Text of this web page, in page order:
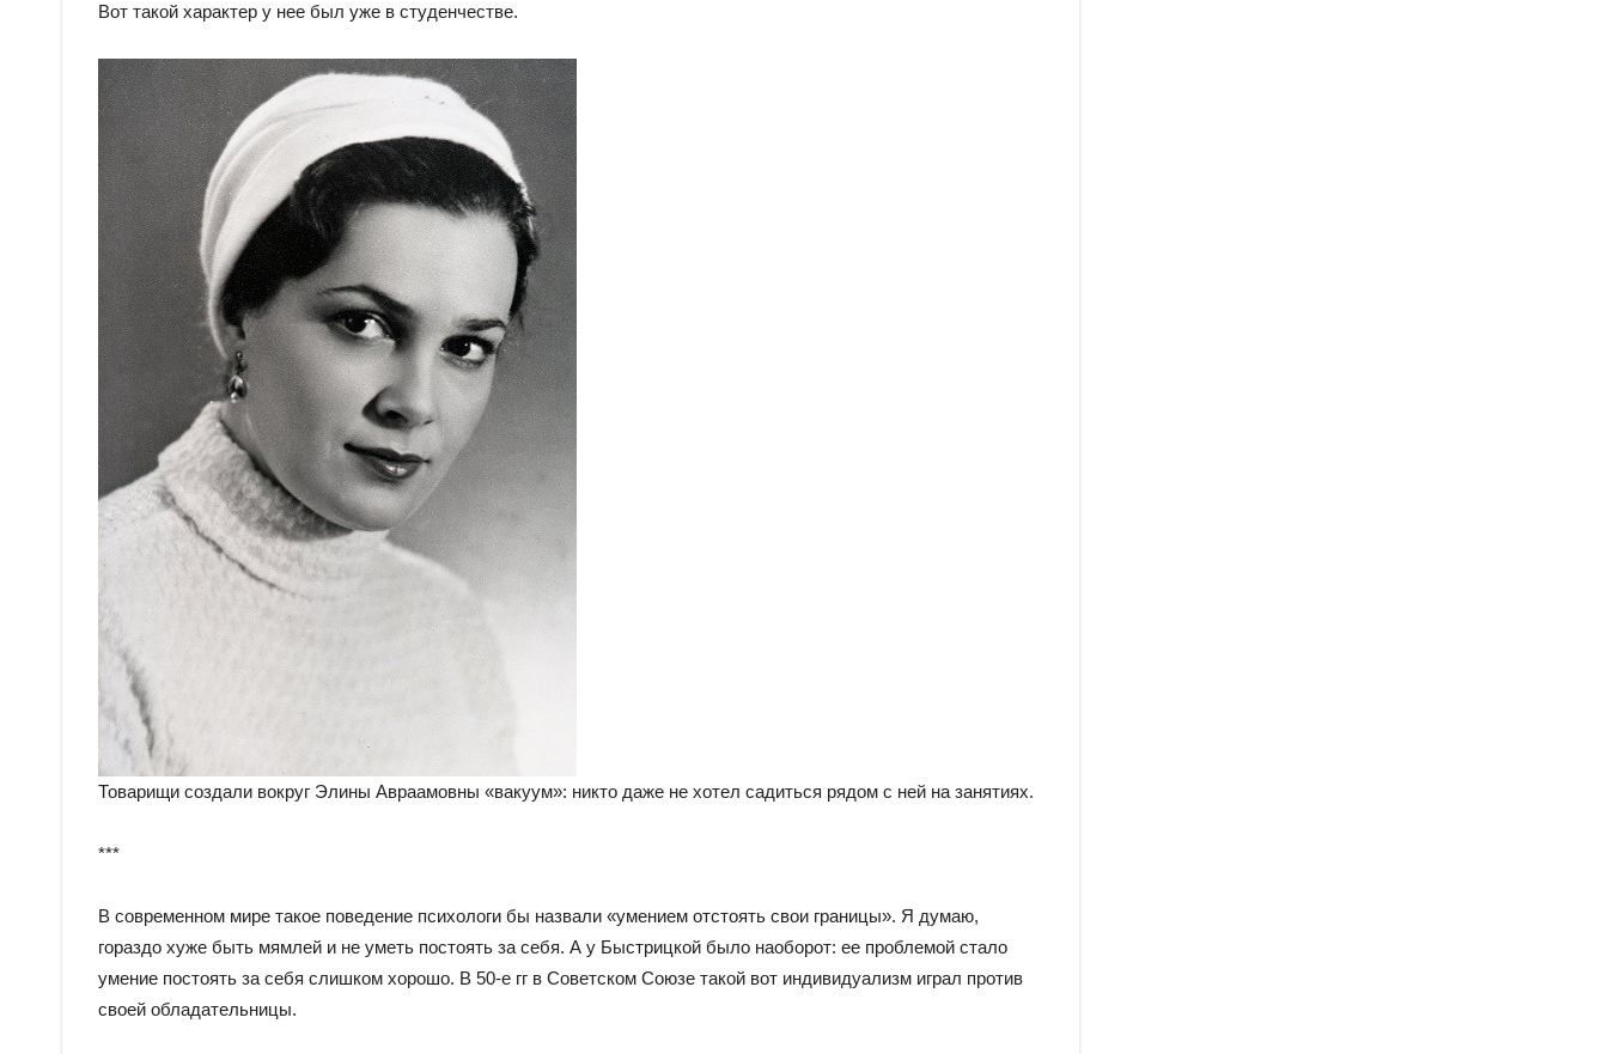
Вот такой характер у нее был уже в студенчестве.
Товарищи создали вокруг Элины Авраамовны «вакуум»: никто даже не хотел садиться рядом с ней на занятиях.
***
В современном мире такое поведение психологи бы назвали «умением отстоять свои границы». Я думаю,
гораздо хуже быть мямлей и не уметь постоять за себя. А у Быстрицкой было наоборот: ее проблемой стало
умение постоять за себя слишком хорошо. В 50-е гг в Советском Союзе такой вот индивидуализм играл против
своей обладательницы.